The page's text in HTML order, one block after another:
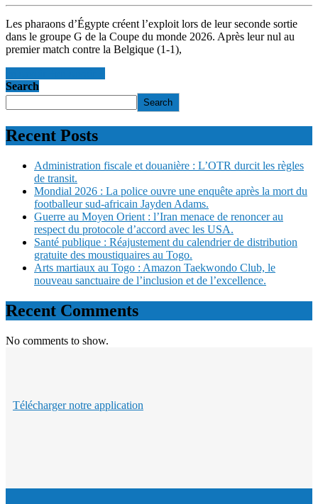
Les pharaons d’Égypte créent l’exploit lors de leur seconde sortie
dans le groupe G de la Coupe du monde 2026. Après leur nul au
premier match contre la Belgique (1-1),
Search
Search
Recent Posts
Administration fiscale et douanière : L’OTR durcit les règles
de transit.
Mondial 2026 : La police ouvre une enquête après la mort du
footballeur sud-africain Jayden Adams.
Guerre au Moyen Orient : l’Iran menace de renoncer au
respect du protocole d’accord avec les USA.
Santé publique : Réajustement du calendrier de distribution
gratuite des moustiquaires au Togo.
Arts martiaux au Togo : Amazon Taekwondo Club, le
nouveau sanctuaire de l’inclusion et de l’excellence.
Recent Comments
No comments to show.
Télécharger notre application